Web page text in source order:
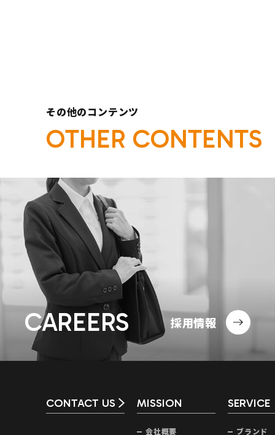
その他のコンテンツ
OTHER CONTENTS
CAREERS 採用情報
CONTACT US MISSION
会社概要
SERVICE
ブランド